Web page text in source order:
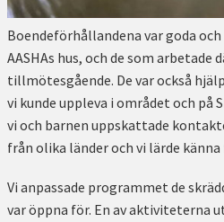
Boendeförhållandena var goda
AASHAs hus, och de som arbetade
tillmötesgående. De var också
vi kunde uppleva i området och på
vi och barnen uppskattade
från olika länder och vi lärde känna
Vi anpassade programmet de
var öppna för. En av aktiviteterna